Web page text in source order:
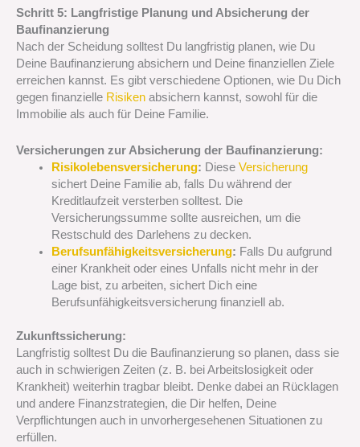
Schritt 5: Langfristige Planung und Absicherung der
Baufinanzierung
Nach der Scheidung solltest Du langfristig planen, wie Du
Deine Baufinanzierung absichern und Deine finanziellen Ziele
erreichen kannst. Es gibt verschiedene Optionen, wie Du Dich
gegen finanzielle Risiken absichern kannst, sowohl für die
Immobilie als auch für Deine Familie.
Versicherungen zur Absicherung der Baufinanzierung:
Risikolebensversicherung: Diese Versicherung
sichert Deine Familie ab, falls Du während der
Kreditlaufzeit versterben solltest. Die
Versicherungssumme sollte ausreichen, um die
Restschuld des Darlehens zu decken.
Berufsunfähigkeitsversicherung: Falls Du aufgrund
einer Krankheit oder eines Unfalls nicht mehr in der
Lage bist, zu arbeiten, sichert Dich eine
Berufsunfähigkeitsversicherung finanziell ab.
Zukunftssicherung:
Langfristig solltest Du die Baufinanzierung so planen, dass sie
auch in schwierigen Zeiten (z. B. bei Arbeitslosigkeit oder
Krankheit) weiterhin tragbar bleibt. Denke dabei an Rücklagen
und andere Finanzstrategien, die Dir helfen, Deine
Verpflichtungen auch in unvorhergesehenen Situationen zu
erfüllen.